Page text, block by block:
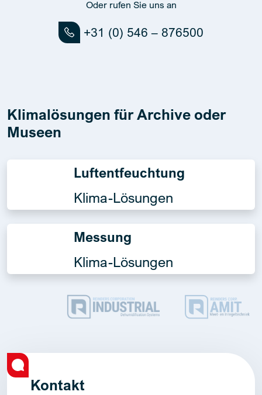
Oder rufen Sie uns an
+31 (0) 546 – 876500
Klimalösungen für Archive oder
Museen
Luftentfeuchtung
Klima-Lösungen
Messung
Klima-Lösungen
Kontakt